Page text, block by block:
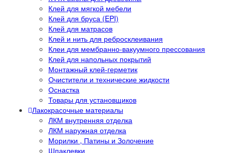
Клей для мягкой мебели
Клей для бруса (EPI)
Клей для матрасов
Клей и нить для ребросклеивания
Клеи для мембранно-вакуумного прессования
Клей для напольных покрытий
Монтажный клей-герметик
Очистители и технические жидкости
Оснастка
Товары для установщиков
Лакокрасочные материалы
ЛКМ внутренняя отделка
ЛКМ наружная отделка
Морилки , Патины и Золочение
Шпаклевки